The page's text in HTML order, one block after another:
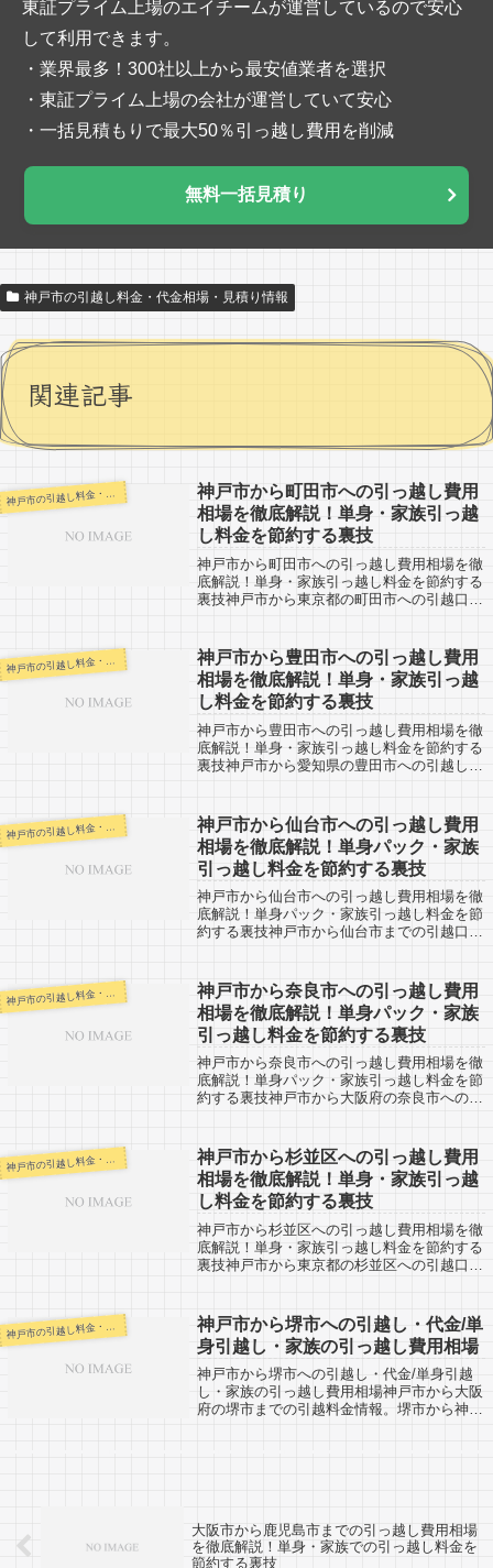
東証プライム上場のエイチームが運営しているので安心
して利用できます。
・業界最多！300社以上から最安値業者を選択
・東証プライム上場の会社が運営していて安心
・一括見積もりで最大50％引っ越し費用を削減
無料一括見積り
神戸市の引越し料金・代金相場・見積り情報
関連記事
神 戸市の引越し料金・代金相場・見積り情報
神戸市から町田市への引っ越し費用
相場を徹底解説！単身・家族引っ越
し料金を節約する裏技
神戸市から町田市への引っ越し費用相場を徹
底解説！単身・家族引っ越し料金を節約する
裏技神戸市から東京都の町田市への引越口コ
ん。町田市までは約500km。東京都の市...
神
神戸市から豊田市への引っ越し費用
相場を徹底解説！単身・家族引っ越
し料金を節約する裏技
神戸市から豊田市への引っ越し費用相場を徹
底解説！単身・家族引っ越し料金を節約する
裏技神戸市から愛知県の豊田市への引越し口
市までは約220kmと長距離になります。...
神
神戸市から仙台市への引っ越し費用
相場を徹底解説！単身パック・家族
引っ越し料金を節約する裏技
神戸市から仙台市への引っ越し費用相場を徹
底解説！単身パック・家族引っ越し料金を節
約する裏技神戸市から仙台市までの引越口コ
車で約10時間ほどかかりますね。日本...
神 戸市の引越し料金・代金相場・見積り情報
神戸市から奈良市への引っ越し費用
相場を徹底解説！単身パック・家族
引っ越し料金を節約する裏技
神戸市から奈良市への引っ越し費用相場を徹
底解説！単身パック・家族引っ越し料金を節
約する裏技神戸市から大阪府の奈良市への引
神戸市から奈良市までは約60km。少し距...
神 戸市の引越し料金・代金相場・見積り情報
神戸市から杉並区への引っ越し費用
相場を徹底解説！単身・家族引っ越
し料金を節約する裏技
神戸市から杉並区への引っ越し費用相場を徹
底解説！単身・家族引っ越し料金を節約する
裏技神戸市から東京都の杉並区への引越口コ
い520km。23区内では西部に位置しま...
神
神戸市から堺市への引越し・代金/単
身引越し・家族の引っ越し費用相場
神戸市から堺市への引越し・代金/単身引越
し・家族の引っ越し費用相場神戸市から大阪
府の堺市までの引越料金情報。堺市から神戸
大阪市から鹿児島市までの引っ越し費用相場
を徹底解説！単身・家族での引っ越し料金を
節約する裏技